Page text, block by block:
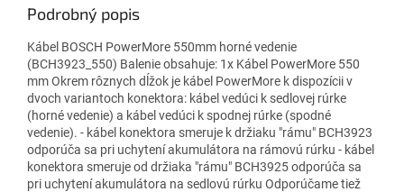
Podrobný popis
Kábel BOSCH PowerMore 550mm horné vedenie
(BCH3923_550) Balenie obsahuje: 1x Kábel PowerMore 550
mm Okrem rôznych dĺžok je kábel PowerMore k dispozícii v
dvoch variantoch konektora: kábel vedúci k sedlovej rúrke
(horné vedenie) a kábel vedúci k spodnej rúrke (spodné
vedenie). - kábel konektora smeruje k držiaku "rámu" BCH3923
odporúča sa pri uchytení akumulátora na rámovú rúrku - kábel
konektora smeruje od držiaka "rámu" BCH3925 odporúča sa
pri uchytení akumulátora na sedlovú rúrku Odporúčame tiež